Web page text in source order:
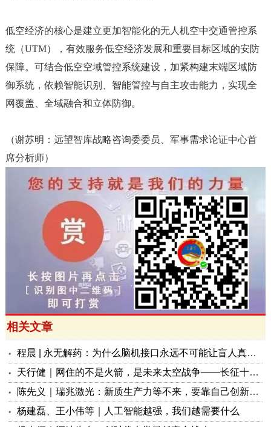
低空经济的核心是建立更加智能化的无人机空中交通管控系
统（UTM），有效服务低空经济发展和重要目标区域的安防
保障。可结合低空空域管控系统建设，加紧构建末端区域防
御系统，依赖智能识别、智能管控与自主攻击能力，实现全
网覆盖、全域融合和立体防御。
（谢苏明：远望智库战略咨询委委员、军事需求论证中心首
席分析师）
相关文章
程晨 | 永无解药：为什么脑机接口永远不可能让盲人真正复明？
天行健｜网住的不是火箭，是未来太空战争——长征十号背后的战略杀机
陈先义｜瑞兆激光：新质生产力等不来，要靠自己创新和奋斗
杨建磊、王小伟等｜人工智能越强，我们越需要什么